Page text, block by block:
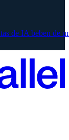
de IA beben de